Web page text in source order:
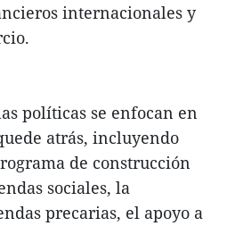
internacionales y
políticas se enfocan en
atrás, incluyendo
de construcción
sociales, la
precarias, el apoyo a